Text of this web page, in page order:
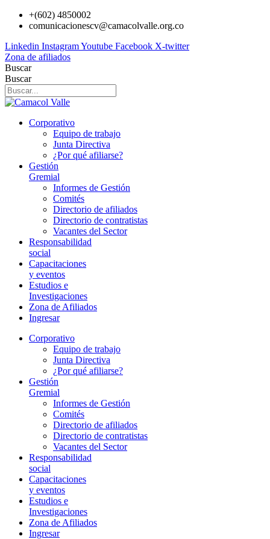
+(602) 4850002
comunicacionescv@camacolvalle.org.co
Linkedin InstagramYoutube Facebook X-twitter
Zona de afiliados
Buscar
Buscar
Corporativo
Equipo de trabajo
Junta Directiva
¿Por qué afiliarse?
Gestión
Gremial
Informes de Gestión
Comités
Directorio de afiliados
Directorio de contratistas
Vacantes del Sector
Responsabilidad
social
Capacitaciones
y eventos
Estudios e
Investigaciones
Zona de Afiliados
Ingresar
Corporativo
Equipo de trabajo
Junta Directiva
¿Por qué afiliarse?
Gestión
Gremial
Informes de Gestión
Comités
Directorio de afiliados
Directorio de contratistas
Vacantes del Sector
Responsabilidad
social
Capacitaciones
y eventos
Estudios e
Investigaciones
Zona de Afiliados
Ingresar